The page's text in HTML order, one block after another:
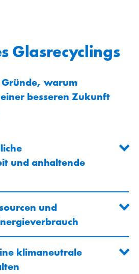
Glasrecyclings
warum
besseren Zukunft
und anhaltende
und
klimaneutrale